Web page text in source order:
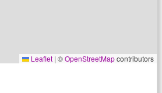
Leaflet | ©OpenStreetMapcontributors